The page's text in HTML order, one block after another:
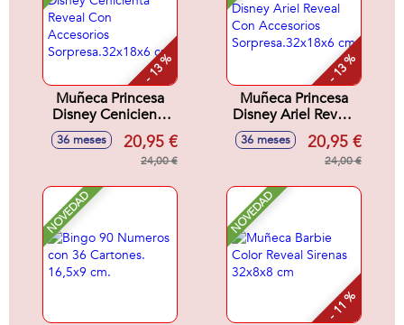
- 13 %
Muñeca Princesa
Disney Cenicienta
Reveal Con
Accesorios
Sorpresa.32x18x6
36 meses 20,95 €
24,00 €
- 13 %
Muñeca Princesa
Disney Ariel Reveal
Con Accesorios
Sorpresa.32x18x6
36 meses 20,95 €
24,00 €
NOVEDAD NOVEDAD
- 11 %